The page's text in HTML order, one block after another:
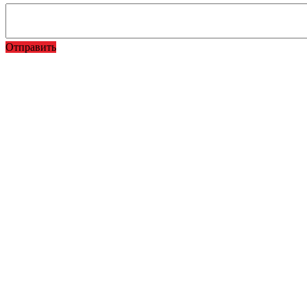
Отправить